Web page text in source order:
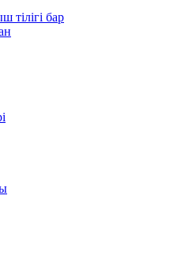
тілігі бар